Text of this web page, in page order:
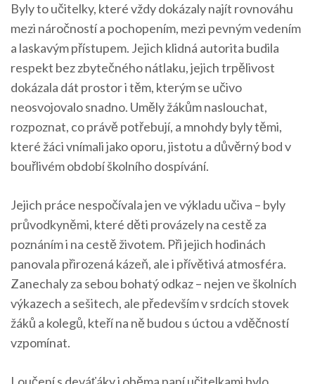
Byly to učitelky, které vždy dokázaly najít rovnováhu
mezi náročností a pochopením, mezi pevným vedením
a laskavým přístupem. Jejich klidná autorita budila
respekt bez zbytečného nátlaku, jejich trpělivost
dokázala dát prostor i těm, kterým se učivo
neosvojovalo snadno. Uměly žákům naslouchat,
rozpoznat, co právě potřebují, a mnohdy byly těmi,
které žáci vnímali jako oporu, jistotu a důvěrný bod v
bouřlivém období školního dospívání.
Jejich práce nespočívala jen ve výkladu učiva – byly
průvodkyněmi, které děti provázely na cestě za
poznáním i na cestě životem. Při jejich hodinách
panovala přirozená kázeň, ale i přívětivá atmosféra.
Zanechaly za sebou bohatý odkaz – nejen ve školních
výkazech a sešitech, ale především v srdcích stovek
žáků a kolegů, kteří na ně budou s úctou a vděčností
vzpomínat.